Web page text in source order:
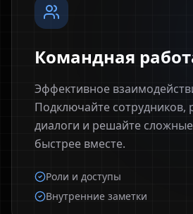
Командная
Эффективное
Подключайте сотрудников,
диалоги и решайте
быстрее вместе.
Роли и доступы
Внутренние заметки